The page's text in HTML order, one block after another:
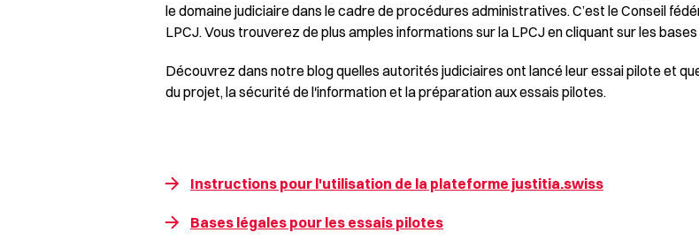
le domaine judiciaire dans le cadre de procédures administratives. C’est le Conseil
LPCJ. Vous trouverez de plus amples informations sur la LPCJ en cliquant sur les
Découvrez dans notreblogquelles autorités judiciaires ont lancé leur essai pilote et
du projet, la sécurité de l'information et la préparation aux essais pilotes.
Instructions pour l'utilisation de la plateforme justitia.swiss
Bases légales pour les essais pilotes